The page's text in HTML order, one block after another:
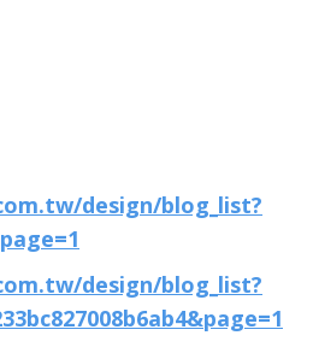
design/blog_list?
design/blog_list?